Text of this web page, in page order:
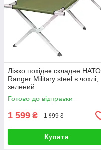
Ліжко похідне складне НАТО
Ranger Military steel в чохлі,
зелений
Готово до відправки
1 599 ₴ 1 999 ₴
Купити